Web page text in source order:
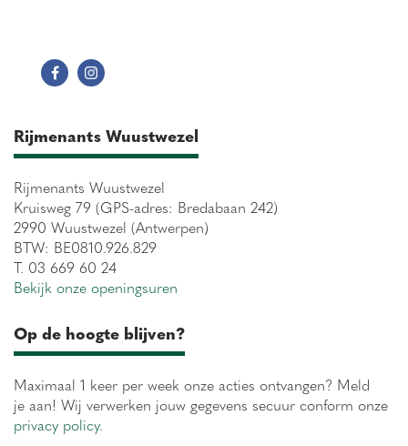
Rijmenants Wuustwezel
Rijmenants Wuustwezel
Kruisweg 79 (GPS-adres: Bredabaan 242)
2990 Wuustwezel (Antwerpen)
BTW: BE0810.926.829
T. 03 669 60 24
Bekijk onze openingsuren
Op de hoogte blijven?
Maximaal 1 keer per week onze acties ontvangen? Meld
je aan! Wij verwerken jouw gegevens secuur conform onze
privacy policy.